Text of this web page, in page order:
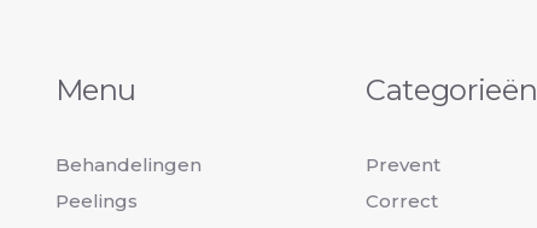
Menu
Behandelingen
Peelings
Categorieën
Prevent
Correct